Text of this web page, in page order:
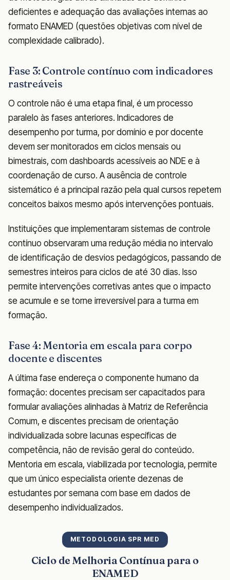
deficientes e adequação das avaliações internas ao
formato ENAMED (questões objetivas com nível de
complexidade calibrado).
Fase 3: Controle contínuo com indicadores
rastreáveis
O controle não é uma etapa final, é um processo
paralelo às fases anteriores. Indicadores de
desempenho por turma, por domínio e por docente
devem ser monitorados em ciclos mensais ou
bimestrais, com dashboards acessíveis ao NDE e à
coordenação de curso. A ausência de controle
sistemático é a principal razão pela qual cursos repetem
conceitos baixos mesmo após intervenções pontuais.
Instituições que implementaram sistemas de controle
contínuo observaram uma redução média no intervalo
de identificação de desvios pedagógicos, passando de
semestres inteiros para ciclos de até 30 dias. Isso
permite intervenções corretivas antes que o impacto
se acumule e se torne irreversível para a turma em
formação.
Fase 4: Mentoria em escala para corpo
docente e discentes
A última fase endereça o componente humano da
formação: docentes precisam ser capacitados para
formular avaliações alinhadas à Matriz de Referência
Comum, e discentes precisam de orientação
individualizada sobre lacunas específicas de
competência, não de revisão geral do conteúdo.
Mentoria em escala, viabilizada por tecnologia, permite
que um único especialista oriente dezenas de
estudantes por semana com base em dados de
desempenho individualizados.
METODOLOGIA SPR MED
Ciclo de Melhoria Contínua para o
ENAMED